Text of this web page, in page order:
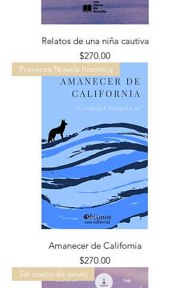
Relatos de una niña cautiva
Precio
$270.00
Preventa Novela histórica
Amanecer de California
Precio
$270.00
Sin costo de envío